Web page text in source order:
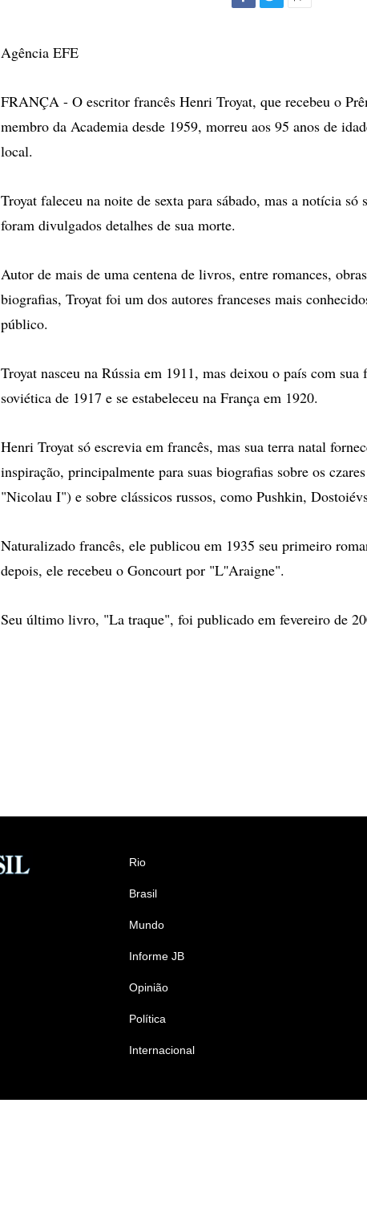
Agência EFE
FRANÇA - O escritor francês Henri Troyat, que recebeu o
membro da Academia desde 1959, morreu aos 95 anos de
local.
Troyat faleceu na noite de sexta para sábado, mas a notícia
foram divulgados detalhes de sua morte.
Autor de mais de uma centena de livros, entre romances,
biografias, Troyat foi um dos autores franceses mais
público.
Troyat nasceu na Rússia em 1911, mas deixou o país com
soviética de 1917 e se estabeleceu na França em 1920.
Henri Troyat só escrevia em francês, mas sua terra natal
inspiração, principalmente para suas biografias sobre os
"Nicolau I") e sobre clássicos russos, como Pushkin,
Naturalizado francês, ele publicou em 1935 seu primeiro
depois, ele recebeu o Goncourt por "L''Araigne".
Seu último livro, "La traque", foi publicado em fevereiro de
Rio
Brasil
Mundo
Informe JB
Opinião
Política
Internacional